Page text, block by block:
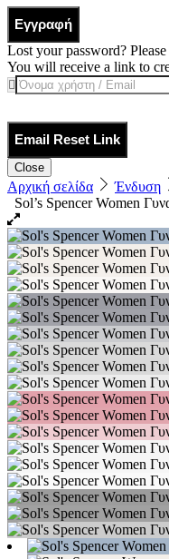
Εγγραφή
Lost your password?
You will receive a link to
Email Reset Link
Close
Αρχική σελίδα Ένδυση
Sol’s Spencer Women